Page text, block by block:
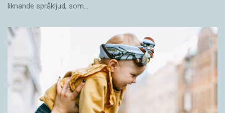
liknande språkljud, som…